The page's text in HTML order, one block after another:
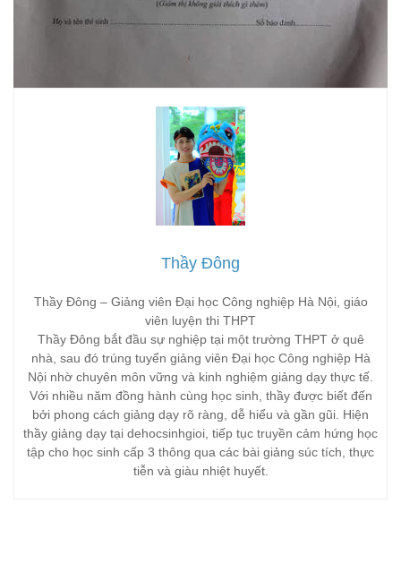
Thầy Đông
Thầy Đông – Giảng viên Đại học Công nghiệp Hà Nội, giáo
viên luyện thi THPT
Thầy Đông bắt đầu sự nghiệp tại một trường THPT ở quê
nhà, sau đó trúng tuyển giảng viên Đại học Công nghiệp Hà
Nội nhờ chuyên môn vững và kinh nghiệm giảng dạy thực tế.
Với nhiều năm đồng hành cùng học sinh, thầy được biết đến
bởi phong cách giảng dạy rõ ràng, dễ hiểu và gần gũi. Hiện
thầy giảng dạy tại dehocsinhgioi, tiếp tục truyền cảm hứng học
tập cho học sinh cấp 3 thông qua các bài giảng súc tích, thực
tiễn và giàu nhiệt huyết.